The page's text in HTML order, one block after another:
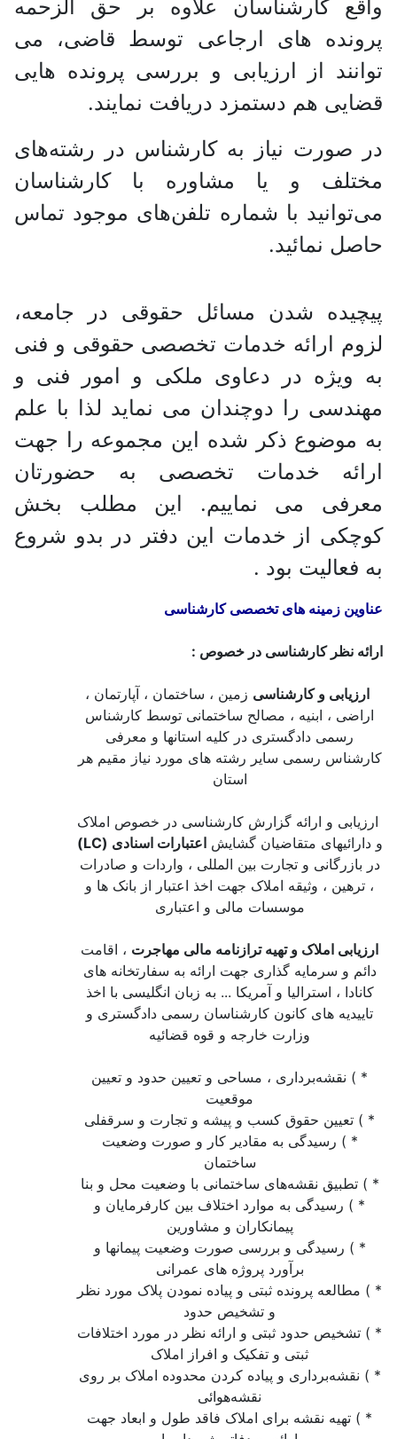
واقع کارشناسان علاوه بر حق الزحمه
پرونده های ارجاعی توسط قاضی، می
توانند از ارزیابی و بررسی پرونده هایی
قضایی هم دستمزد دریافت نمایند.
در صورت نیاز به کارشناس در رشته‌های
مختلف و یا مشاوره با کارشناسان
می‌توانید با شماره تلفن‌های موجود تماس
حاصل نمائید.
پیچیده شدن مسائل حقوقی در جامعه،
لزوم ارائه خدمات تخصصی حقوقی و فنی
به ویژه در دعاوی ملکی و امور فنی و
مهندسی را دوچندان می نماید لذا با علم
به موضوع ذکر شده این مجموعه را جهت
ارائه خدمات تخصصی به حضورتان
معرفی می نماییم. این مطلب بخش
کوچکی از خدمات این دفتر در بدو شروع
به فعالیت بود .
عناوین زمینه هایتخصصی کارشناسی
ارائه نظر کارشناسی در خصوص :
ارزیابی و کارشناسی زمین ، ساختمان ، آپارتمان ،
اراضی ، ابنیه ، مصالح ساختمانی توسط کارشناس
رسمی دادگستری در کلیه استانها و معرفی
کارشناس رسمی سایر رشته های مورد نیاز مقیم هر
استان
ارزیابی و ارائه گزارش کارشناسی در خصوص املاک
و دارائیهای متقاضیان گشایشاعتبارات اسنادی (LC)
در بازرگانی و تجارت بین المللی ، واردات و صادرات
، ترهین ، وثیقه املاک جهت اخذ اعتبار از بانک ها و
موسسات مالی و اعتباری
ارزیابی املاک و تهیه ترازنامه مالی مهاجرت ، اقامت
دائم و سرمایه گذاری جهت ارائه به سفارتخانه های
کانادا ، استرالیا و آمریکا ... به زبان انگلیسی با اخذ
تاییدیه های کانون کارشناسان رسمی دادگستری و
وزارت خارجه و قوه قضائیه
* ) نقشه‌برداری ، مساحی و تعیین حدود و تعیین
موقعیت
* ) تعیین حقوق کسب و پیشه و تجارت و سرقفلی
* ) رسیدگی به مقادیر کار و صورت وضعیت
ساختمان
* ) تطبیق نقشه‌های ساختمانی با وضعیت محل و بنا
* ) رسیدگی به موارد اختلاف بین کارفرمایان و
پیمانکاران و مشاورین
* ) رسیدگی و بررسی صورت وضعیت پیمانها و
برآورد پروژه های عمرانی
* ) مطالعه پرونده ثبتی و پیاده نمودن پلاک مورد نظر
و تشخیص حدود
* ) تشخیص حدود ثبتی و ارائه نظر در مورد اختلافات
ثبتی و تفکیک و افراز املاک
* ) نقشه‌برداری و پیاده کردن محدوده املاک بر روی
نقشه‌هوائی
* ) تهیه نقشه برای املاک فاقد طول و ابعاد جهت